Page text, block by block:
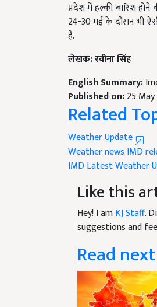
24-30 मई के दौरान भी
है.
Published on:25
Related
Weather Update
Weather newsIMD
IMD Latest Weather
Like this
Hey! I amKJ Staff.
suggestions and
Read next